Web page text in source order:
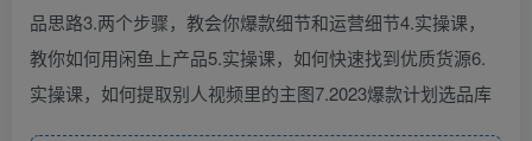
品思路3.两个步骤，教会你爆款细节和运营细节4.实操课，
教你如何用闲鱼上产品5.实操课，如何快速找到优质货源6.
实操课，如何提取别人视频里的主图7.2023爆款计划选品库